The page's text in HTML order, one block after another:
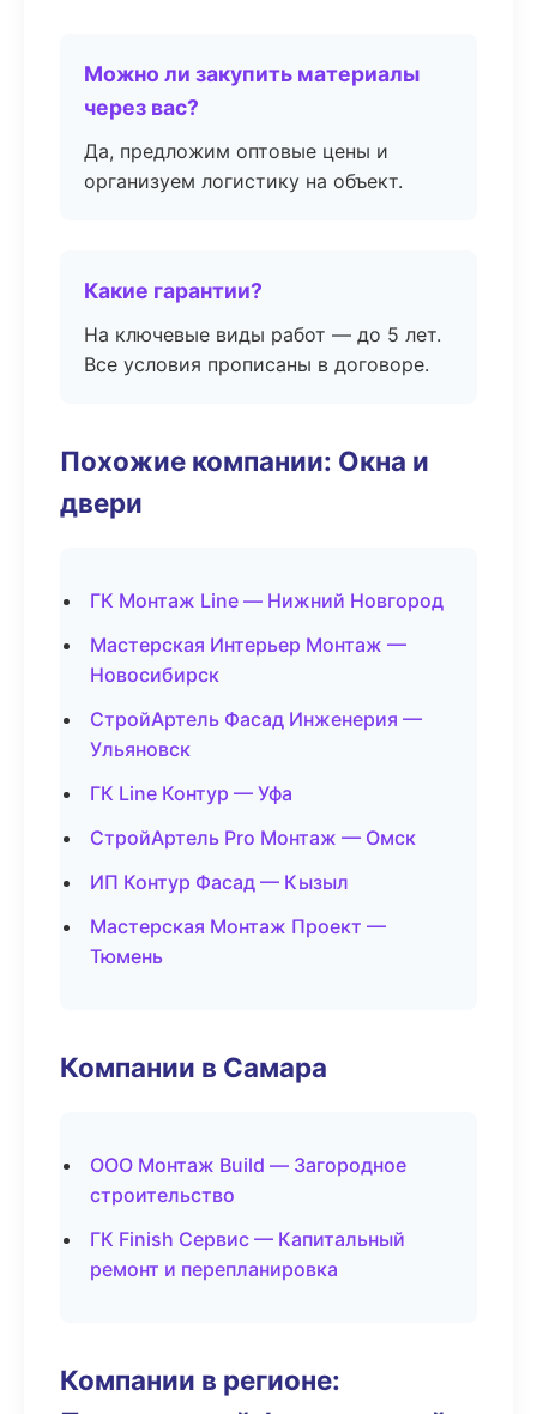
Можно ли закупить материалы
через вас?
Да, предложим оптовые цены и
организуем логистику на объект.
Какие гарантии?
На ключевые виды работ — до 5 лет.
Все условия прописаны в договоре.
Похожие компании: Окна и
двери
ГК Монтаж Line — Нижний Новгород
Мастерская Интерьер Монтаж —
Новосибирск
СтройАртель Фасад Инженерия —
Ульяновск
ГК Line Контур — Уфа
СтройАртель Pro Монтаж — Омск
ИП Контур Фасад — Кызыл
Мастерская Монтаж Проект —
Тюмень
Компании в Самара
ООО Монтаж Build — Загородное
строительство
ГК Finish Сервис — Капитальный
ремонт и перепланировка
Компании в регионе: